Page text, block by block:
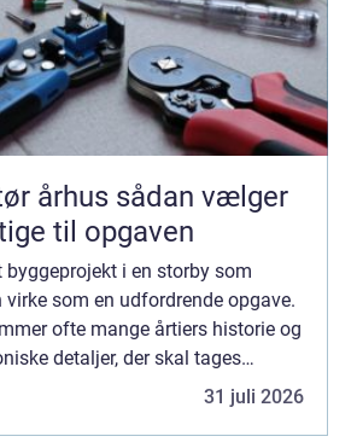
sådan vælger
til opgaven
byggeprojekt i en storby som
virke som en udfordrende opgave.
ofte mange årtiers historie og
detaljer, der skal tages
Køb...
31 juli 2026